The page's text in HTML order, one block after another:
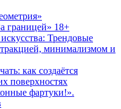
границей» 18+
Трендовые
минимализмом и
как создаётся
поверхностях
фартуки!».